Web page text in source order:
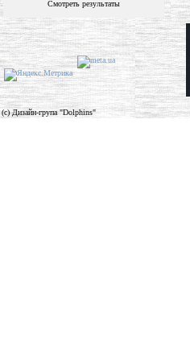
Смотреть результаты
(c) Дизайн-група "Dolphins"